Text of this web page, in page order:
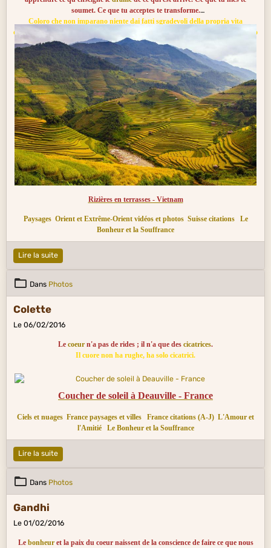
soumet. Ce que tu acceptes te transforme.
Coloro che non imparano niente dai fatti sgradevoli della propria vita
costringono la coscienza cosmica a riprodurli tante volte quanto sarà necessario
per imparare cio' che insegna il dramma ch'è accaduto. Quello che neghi ti
sottomette, quello che accetti ti trasforma.
Rizières en terrasses - Vietnam
Paysages Orient et Extrême-Orient vidéos et photos Suisse citations
Le
Bonheur et la Souffrance
Lire la suite
Dans Photos
Colette
Le 06/02/2016
Le coeur n'a pas de rides ; il n'a que des cicatrices.
Il cuore non ha rughe, ha solo cicatrici.
Coucher de soleil à Deauville - France
Ciels et nuages France paysages et villes France citations (A-J) L'Amour et
l'Amitié
Le Bonheur et la Souffrance
Lire la suite
Dans Photos
Gandhi
Le 01/02/2016
Le bonheuret la paix du coeur naissent de la conscience de faire ce que nous